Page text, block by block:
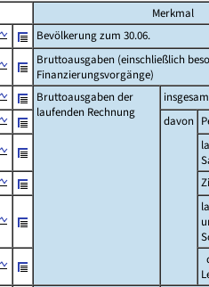
Merkmal
Bevölkerung zum 30.06.
Bruttoausgaben (einschließlich
Finanzierungsvorgänge)
Bruttoausgaben der
laufenden Rechnung
davon